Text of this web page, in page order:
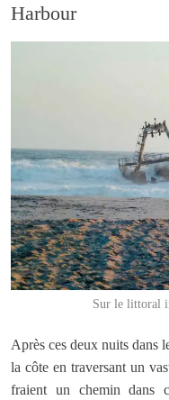
Harbour
Sur le littoral
Après ces deux nuits dans
la côte en traversant un
fraient un chemin dans